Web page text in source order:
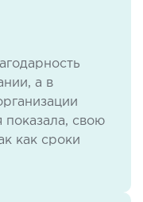
а в
показала, свою
как сроки
машина была